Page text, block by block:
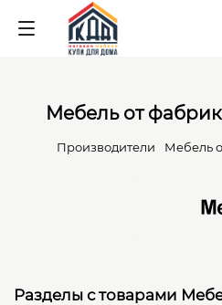
Мебель от
Производители Мебель
Разделы с товарами